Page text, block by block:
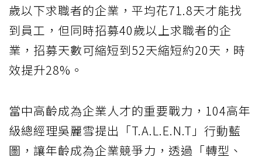
歲以下求職者的企業，平均花71.8天才能找
到員工，但同時招募40歲以上求職者的企
業，招募天數可縮短到52天縮短約20天，時
效提升28%。
當中高齡成為企業人才的重要戰力，104高年
級總經理吳麗雪提出「T.A.L.E.N.T」行動藍
圖，讓年齡成為企業競爭力，透過「轉型、